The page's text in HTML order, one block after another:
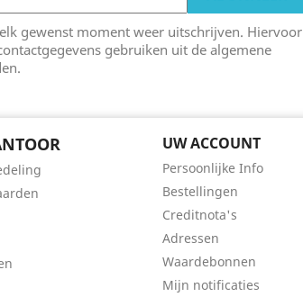
gewenst moment weer uitschrijven. Hiervoor
gebruiken uit de algemene
UW ACCOUNT
Persoonlijke Info
Bestellingen
Creditnota's
Adressen
Waardebonnen
Mijn notificaties